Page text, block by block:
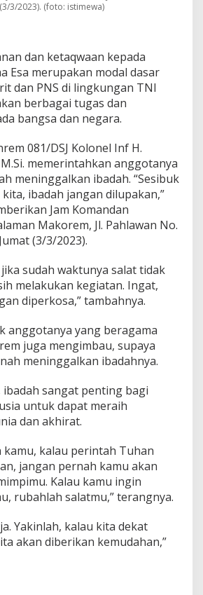
a
n
e
3/2023). (foto: istimewa)
dan ketaqwaan kepada
Esa merupakan modal dasar
dan PNS di lingkungan TNI
berbagai tugas dan
bangsa dan negara.
081/DSJ Kolonel Inf H.
M.Si. memerintahkan anggotanya
meninggalkan ibadah. “Sesibuk
ibadah jangan dilupakan,”
Jam Komandan
Makorem, Jl. Pahlawan No.
(3/3/2023).
jika sudah waktunya salat tidak
melakukan kegiatan. Ingat,
diperkosa,” tambahnya.
anggotanya yang beragama
juga mengimbau, supaya
meninggalkan ibadahnya.
ibadah sangat penting bagi
untuk dapat meraih
dan akhirat.
kamu, kalau perintah Tuhan
jangan pernah kamu akan
Kalau kamu ingin
rubahlah salatmu,” terangnya.
Yakinlah, kalau kita dekat
akan diberikan kemudahan,”